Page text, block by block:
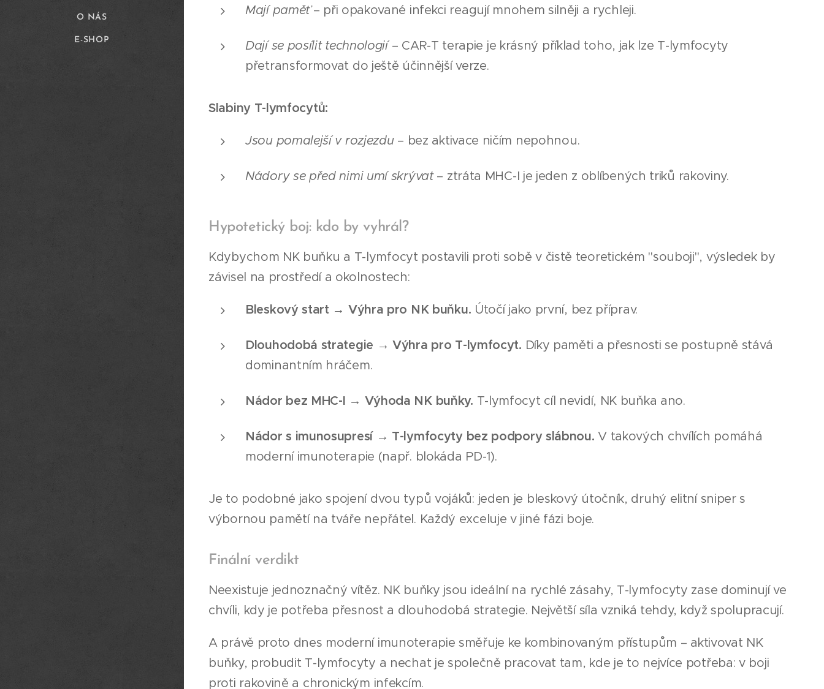
O NÁS
E-SHOP
Mají paměť– při opakované infekci reagují mnohem silněji a rychleji.
Dají se posílit technologií– CAR-T terapie je krásný příklad toho, jak lze T-lymfocyty
přetransformovat do ještě účinnější verze.
Slabiny T-lymfocytů:
Jsou pomalejší v rozjezdu– bez aktivace ničím nepohnou.
Nádory se před nimi umí skrývat– ztráta MHC-I je jeden z oblíbených triků rakoviny.
Hypotetický boj: kdo by vyhrál?
Kdybychom NK buňku a T-lymfocyt postavili proti sobě v čistě teoretickém "souboji", výsledek by
závisel na prostředí a okolnostech:
Bleskový start → Výhra pro NK buňku. Útočí jako první, bez příprav.
Dlouhodobá strategie → Výhra pro T-lymfocyt. Díky paměti a přesnosti se postupně stává
dominantním hráčem.
Nádor bez MHC-I → Výhoda NK buňky. T-lymfocyt cíl nevidí, NK buňka ano.
Nádor s imunosupresí → T-lymfocyty bez podpory slábnou. V takových chvílích pomáhá
moderní imunoterapie (např. blokáda PD-1).
Je to podobné jako spojení dvou typů vojáků: jeden je bleskový útočník, druhý elitní sniper s
výbornou pamětí na tváře nepřátel. Každý exceluje v jiné fázi boje.
Finální verdikt
Neexistuje jednoznačný vítěz. NK buňky jsou ideální na rychlé zásahy, T-lymfocyty zase dominují ve
chvíli, kdy je potřeba přesnost a dlouhodobá strategie. Největší síla vzniká tehdy, když spolupracují.
A právě proto dnes moderní imunoterapie směřuje ke kombinovaným přístupům – aktivovat NK
buňky, probudit T-lymfocyty a nechat je společně pracovat tam, kde je to nejvíce potřeba: v boji
proti rakovině a chronickým infekcím.